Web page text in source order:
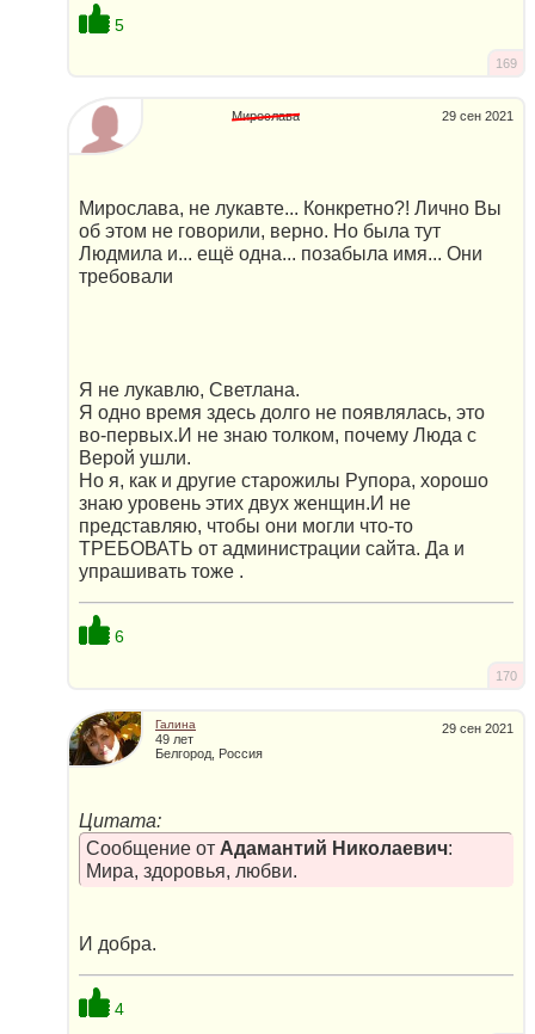
5
169
29 сен 2021
Мирослава
Мирослава, не лукавте... Конкретно?! Лично Вы
об этом не говорили, верно. Но была тут
Людмила и... ещё одна... позабыла имя... Они
требовали
Я не лукавлю, Светлана.
Я одно время здесь долго не появлялась, это
во-первых.И не знаю толком, почему Люда с
Верой ушли.
Но я, как и другие старожилы Рупора, хорошо
знаю уровень этих двух женщин.И не
представляю, чтобы они могли что-то
ТРЕБОВАТЬ от администрации сайта. Да и
упрашивать тоже .
6
170
29 сен 2021
Галина
49 лет
Белгород, Россия
Цитата:
Сообщение от Адамантий Николаевич:
Мира, здоровья, любви.
И добра.
4